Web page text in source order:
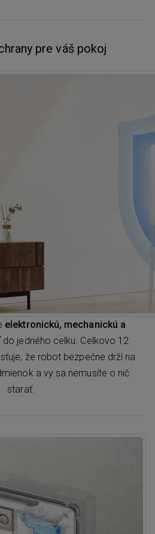
pre váš pokoj
elektronickú, mechanickú a
do jedného celku. Celkovo 12
že robot bezpečne drží na
a vy sa nemusíte o nič
starať.